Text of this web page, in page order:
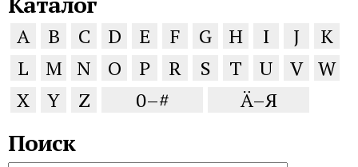
A B C D E F G H I J
K
L
M N O P R S T U V W
X
Y Z 0–# Ä–Я
Поиск